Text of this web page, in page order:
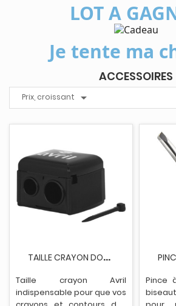
LOT A
Je tente ma
ACCESSOIRES
Prix, croissant 
T
AILLE CRAYON DOUBLE AVRIL AVEC RECUPERATEUR
Taille crayon Avril
indispensable pour que vos
Pince